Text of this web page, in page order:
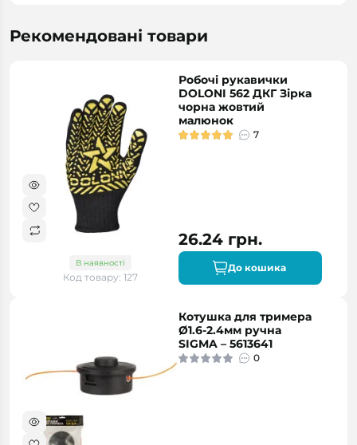
Рекомендовані товари
В наявності
Код товару: 127
Робочі рукавички
DOLONI 562 ДКГ Зірка
чорна жовтий
малюнок
7
26.24 грн.
До кошика
Котушка для тримера
Ø1.6-2.4мм ручна
SIGMA – 5613641
0